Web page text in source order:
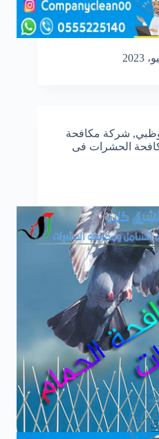
, شركة مكافحة
الحشرات فى